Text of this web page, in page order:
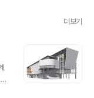
더보기